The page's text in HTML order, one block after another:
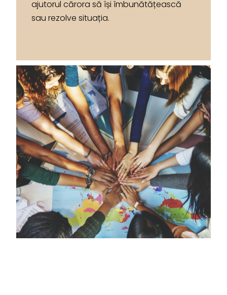
ajutorul cărora să își îmbunătățească
sau rezolve situația.